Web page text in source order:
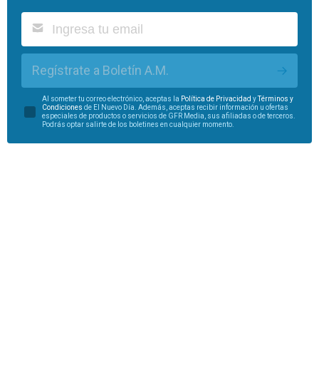
Regístrate a Boletín A.M.
Al someter tu correo electrónico, aceptas la Política de Privacidad yTérminos y
Condiciones de El Nuevo Día. Además, aceptas recibir información u ofertas
especiales de productos o servicios de GFR Media, sus afiliadas o de terceros.
Podrás optar salirte de los boletines en cualquier momento.